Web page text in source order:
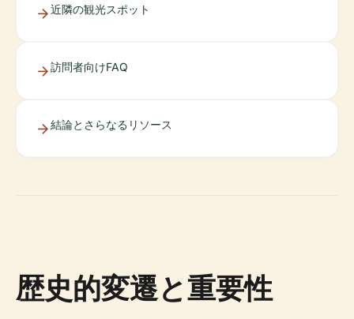
近隣の観光スポット
訪問者向けFAQ
結論とさらなるリソース
歴史的変遷と重要性